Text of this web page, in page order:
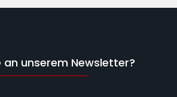
an unserem Newsletter?